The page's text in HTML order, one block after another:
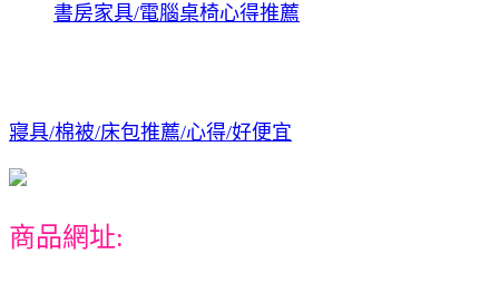
書房家具/電腦桌椅心得推薦
寢具/棉被/床包推薦/心得/好便宜
商品網址: